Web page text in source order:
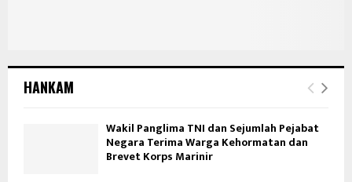
HANKAM
Wakil Panglima TNI dan Sejumlah Pejabat
Negara Terima Warga Kehormatan dan
Brevet Korps Marinir